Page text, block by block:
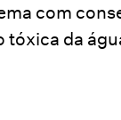
com
da